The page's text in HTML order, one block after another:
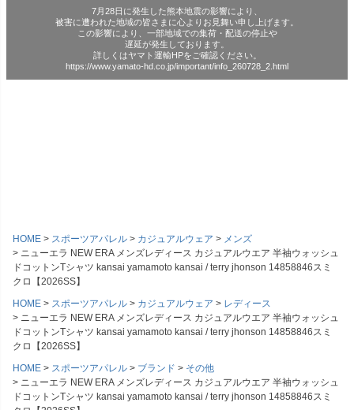
7月28日に発生した熊本地震の影響により、
被害に遭われた地域の皆さまに心よりお見舞い申し上げます。
この影響により、一部地域での集荷・配送の停止や
遅延が発生しております。
詳しくはヤマト運輸HPをご確認ください。
https://www.yamato-hd.co.jp/important/info_260728_2.html
HOME スポーツアパレル カジュアルウェア
メンズ
ニューエラ NEW ERA メンズレディース カジュアルウエア 半袖ウォッシュ
ドコットンTシャツ kansai yamamoto kansai / terry jhonson 14858846スミ
クロ【2026SS】
HOME
スポーツアパレル カジュアルウェア
レディース
ニューエラ NEW ERA メンズレディース カジュアルウエア 半袖ウォッシュ
ドコットンTシャツ kansai yamamoto kansai / terry jhonson 14858846スミ
クロ【2026SS】
HOME
スポーツアパレル ブランド
その他
ニューエラ NEW ERA メンズレディース カジュアルウエア 半袖ウォッシュ
ドコットンTシャツ kansai yamamoto kansai / terry jhonson 14858846スミ